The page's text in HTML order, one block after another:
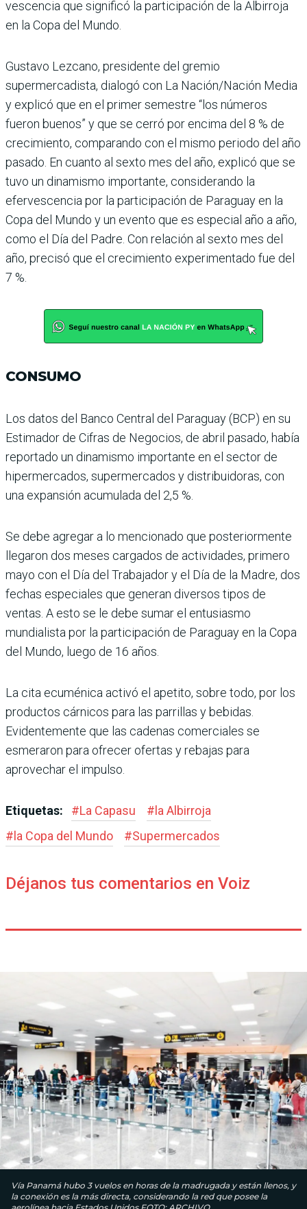
vescencia que significó la par­ticipación de la Albirroja
en la Copa del Mundo.
Gustavo Lezcano, presidente del gremio
supermercadista, dialogó con La Nación/Nación Media
y explicó que en el primer semestre “los números
fueron buenos” y que se cerró por encima del 8 % de
crecimiento, compa­rando con el mismo periodo del año
pasado. En cuanto al sexto mes del año, explicó que se
tuvo un dinamismo importante, considerando la
efervescencia por la par­ticipación de Paraguay en la
Copa del Mundo y un evento que es especial año a año,
como el Día del Padre. Con relación al sexto mes del
año, precisó que el crecimiento experimentado fue del
7 %.
CONSUMO
Los datos del Banco Central del Paraguay (BCP) en su
Esti­mador de Cifras de Negocios, de abril pasado, había
repor­tado un dinamismo impor­tante en el sector de
hiper­mercados, supermercados y distribuidoras, con
una expan­sión acumulada del 2,5 %.
Se debe agregar a lo mencio­nado que posteriormente
lle­garon dos meses cargados de actividades, primero
mayo con el Día del Trabajador y el Día de la Madre, dos
fechas especiales que generan diver­sos tipos de
ventas. A esto se le debe sumar el entusiasmo
mundialista por la participa­ción de Paraguay en la Copa
del Mundo, luego de 16 años.
La cita ecuménica activó el apetito, sobre todo, por los
productos cárnicos para las parrillas y bebidas.
Evidente­mente que las cadenas comer­ciales se
esmeraron para ofre­cer ofertas y rebajas para
aprovechar el impulso.
Etiquetas: #La Capasu #la Albirroja
#la Copa del Mundo #Supermercados
Déjanos tus comentarios en Voiz
Vía Panamá hubo 3 vuelos en horas de la madrugada y están llenos, y
la conexión es la más directa, considerando la red que posee la